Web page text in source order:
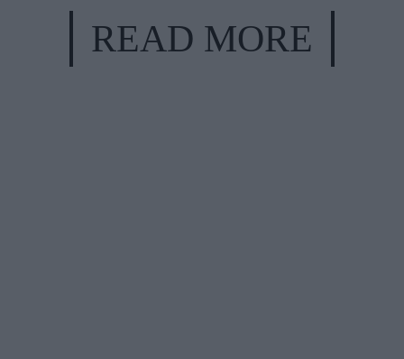
READ MORE